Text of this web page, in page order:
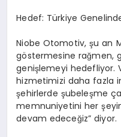
Hedef: Türkiye
Niobe Otomotiv, şu an
göstermesine rağmen,
genişlemeyi hedefliyor.
hizmetimizi daha fazla
şehirlerde şubeleşme
memnuniyetini her
devam edeceğiz” diyor.